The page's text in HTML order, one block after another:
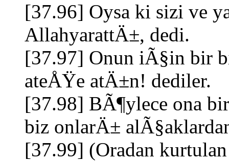
[37.96] Oysa ki sizi ve
AllahyarattÄ±, dedi.
[37.97] Onun iÃ§in bir
ateÅŸe atÄ±n! dediler.
[37.98] BÃ¶ylece ona
biz onlarÄ±
[37.99] (Oradan